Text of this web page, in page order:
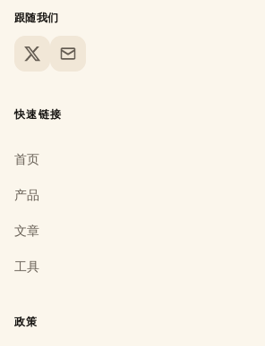
跟随我们
X Email
快速链接
首页
产品
文章
工具
政策